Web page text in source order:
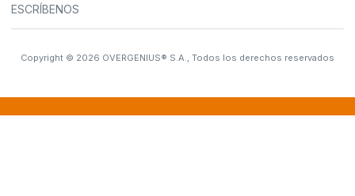
ESCRÍBENOS
Copyright © 2026 OVERGENIUS® S.A., Todos los derechos reservados